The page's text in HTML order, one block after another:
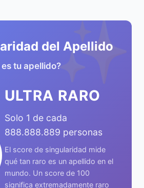
✨
del Apellido
tu apellido?
ULTRA RARO
Solo 1 de cada
888.888.889 personas
El score de singularidad mide
qué tan raro es un apellido en el
mundo. Un score de 100
significa extremadamente raro